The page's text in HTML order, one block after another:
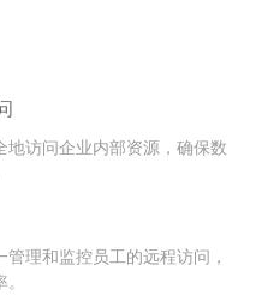
地访问企业内部资源，确保数
理和监控员工的远程访问，